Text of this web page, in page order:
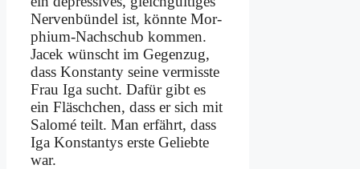
Ner­ven­bün­del ist, könn­te Mor­
phi­um-Nach­schub kom­men.
Jacek wünscht im Ge­gen­zug,
dass Kon­stan­ty sei­ne ver­miss­te
Frau Iga sucht. Da­für gibt es
ein Fläsch­chen, dass er sich mit
Sa­lo­mé teilt. Man er­fährt, dass
Iga Kon­stan­tys er­ste Ge­lieb­te
war.